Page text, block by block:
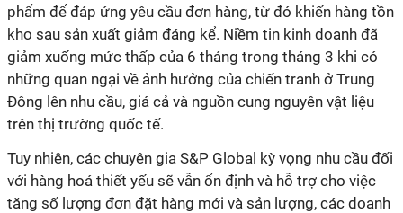
phẩm để đáp ứng yêu cầu đơn hàng, từ đó khiến hàng tồn
kho sau sản xuất giảm đáng kể. Niềm tin kinh doanh đã
giảm xuống mức thấp của 6 tháng trong tháng 3 khi có
những quan ngại về ảnh hưởng của chiến tranh ở Trung
Đông lên nhu cầu, giá cả và nguồn cung nguyên vật liệu
trên thị trường quốc tế.
Tuy nhiên, các chuyên gia S&P Global kỳ vọng nhu cầu đối
với hàng hoá thiết yếu sẽ vẫn ổn định và hỗ trợ cho việc
tăng số lượng đơn đặt hàng mới và sản lượng, các doanh